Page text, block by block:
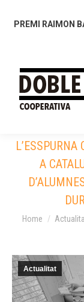
PREMI RAIMON
A
You are here:
Home
Actualitat